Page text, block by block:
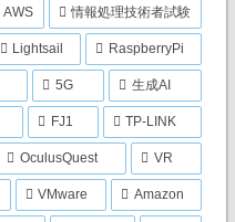
AWS 情報処理技術者試験
Lightsail RaspberryPi
5G 生成AI
FJ1 TP-LINK
OculusQuest VR
VMware Amazon